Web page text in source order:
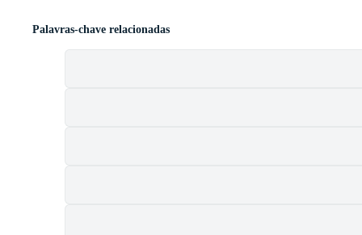
Palavras-chave relacionadas